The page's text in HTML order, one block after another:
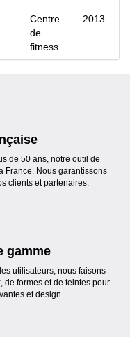
Centre
de
fitness
2013
de 50 ans, notre outil de
France. Nous garantissons
clients et partenaires.
gamme
utilisateurs, nous faisons
de formes et de teintes pour
et design.